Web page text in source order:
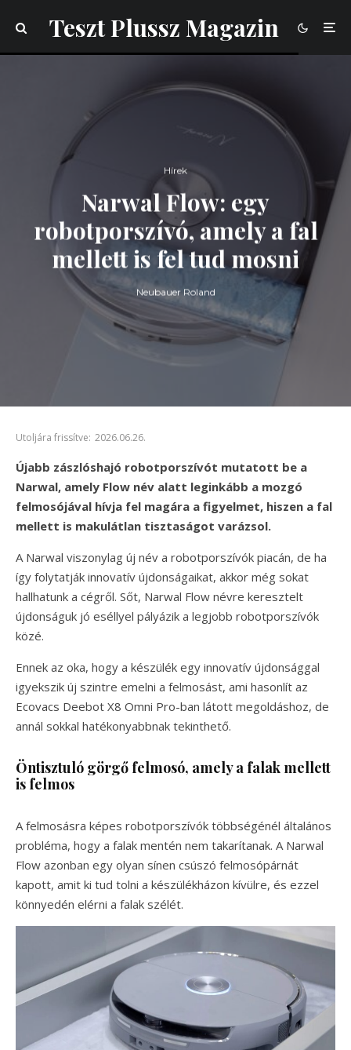
Teszt Plussz Magazin
Hírek
Narwal Flow: egy
robotporszívó, amely a fal
mellett is fel tud mosni
Neubauer Roland
Utoljára frissítve: 2026.06.26.
Újabb zászlóshajó robotporszívót mutatott be a
Narwal, amely Flow név alatt leginkább a mozgó
felmosójával hívja fel magára a figyelmet, hiszen a fal
mellett is makulátlan tisztaságot varázsol.
A Narwal viszonylag új név a robotporszívók piacán, de ha
így folytatják innovatív újdonságaikat, akkor még sokat
hallhatunk a cégről. Sőt, Narwal Flow névre keresztelt
újdonságuk jó eséllyel pályázik a legjobb robotporszívók
közé.
Ennek az oka, hogy a készülék egy innovatív újdonsággal
igyekszik új szintre emelni a felmosást, ami hasonlít az
Ecovacs Deebot X8 Omni Pro-ban látott megoldáshoz, de
annál sokkal hatékonyabbnak tekinthető.
Öntisztuló görgő felmosó, amely a falak mellett
is felmos
A felmosásra képes robotporszívók többségénél általános
probléma, hogy a falak mentén nem takarítanak. A Narwal
Flow azonban egy olyan sínen csúszó felmosópárnát
kapott, amit ki tud tolni a készülékházon kívülre, és ezzel
könnyedén elérni a falak szélét.